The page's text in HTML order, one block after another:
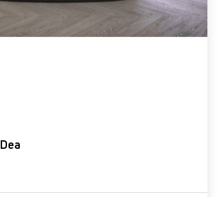
Baignoire îlot - Dea